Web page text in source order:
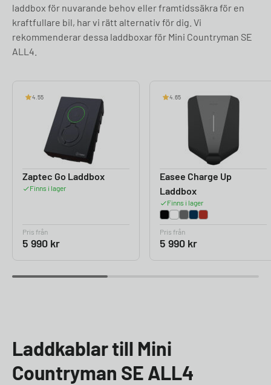
laddbox för nuvarande behov eller framtidssäkra för en
kraftfullare bil, har vi rätt alternativ för dig. Vi
rekommenderar dessa laddboxar för Mini Countryman SE
ALL4.
4.55
Zaptec Go Laddbox
Finns i lager
Pris från
5 990 kr
4.65
Easee Charge Up
Laddbox
Finns i lager
Pris från
5 990 kr
Laddkablar till Mini
Countryman SE ALL4